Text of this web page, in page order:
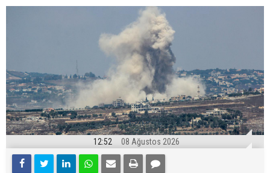
12:52 08 Ağustos 2026